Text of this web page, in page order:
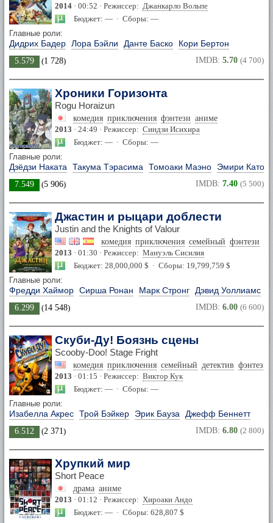
2014 · 00:52 · Режиссер: Джанкарло Вольпе
Бюджет: — · Сборы: —
Главные роли:
Дидрих Бадер Лора Бэйли Данте Баско Кори Бертон
5.579 (1 728) IMDB: 5.70 (4 700)
Хроники Горизонта
Rogu Horaizun
комедия приключения фэнтези аниме
2013 · 24:49 · Режиссер: Синдзи Исихира
Бюджет: — · Сборы: —
Главные роли:
Дзёдзи Наката Такума Тэрасима Томоаки Маэно Эмири Като
7.549 (5 906) IMDB: 7.40 (5 500)
Джастин и рыцари доблести
Justin and the Knights of Valour
комедия приключения семейный фэнтези
2013 · 01:30 · Режиссер: Мануэль Сисилия
Бюджет: 28,000,000 $ · Сборы: 19,799,759 $
Главные роли:
Фредди Хаймор Сирша Ронан Марк Стронг Дэвид Уоллиамс
6.299 (14 548) IMDB: 6.00 (6 600)
Скуби-Ду! Боязнь сцены
Scooby-Doo! Stage Fright
комедия приключения семейный детектив фэнтези
2013 · 01:15 · Режиссер: Виктор Кук
Бюджет: — · Сборы: —
Главные роли:
Изабелла Акрес Трой Бэйкер Эрик Бауза Джефф Беннетт
6.512 (2 371) IMDB: 6.80 (2 800)
Хрупкий мир
Short Peace
драма аниме
2013 · 01:12 · Режиссер: Хироаки Андо
Бюджет: — · Сборы: 628,807 $